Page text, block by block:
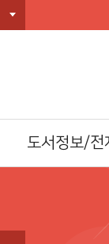
도서정보/전
전자잡지(E-